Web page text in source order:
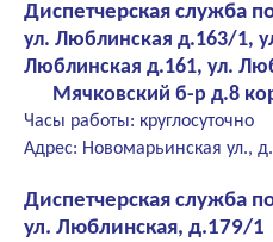
Диспетчерская служба
ул. Люблинская д.163/1,
Люблинская д.161, ул.
Мячковский б-р д.8
Часы работы: круглосуточно
Адрес: Новомарьинская ул.,
Диспетчерская служба
ул. Люблинская, д.179/1